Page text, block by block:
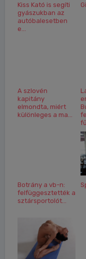
Kiss Kató is segíti
gyászukban az
autóbalesetben
e...
A szlovén
kapitány
elmondta, miért
különleges a ma...
Botrány a vb-n:
felfüggesztették a
sztársportolót...